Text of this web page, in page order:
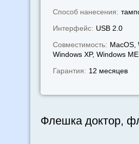
Способ нанесения:
Интерфейс: USB 2.0
Совместимость: MacOS,
Windows XP, Windows МЕ
Гарантия: 12 месяцев
Флешка доктор,